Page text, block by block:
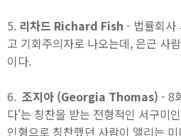
5. 리차드 Richard Fish - 법률회사
고 기회주의자로 나오는데, 은근 사
이다.
6. 조지아 (Georgia Thomas) - 8
다'는 칭찬을 받는 전형적인 서구미
인형으로 칭찬했던 사람이 앨리는